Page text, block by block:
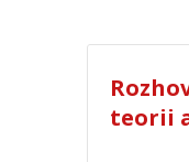
teorii